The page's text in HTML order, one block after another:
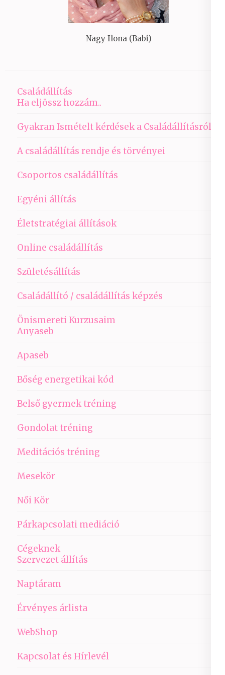
Nagy Ilona (Babi)
Családállítás
Ha eljössz hozzám..
Gyakran Ismételt kérdések a Családállításról
A családállítás rendje és törvényei
Csoportos családállítás
Egyéni állítás
Életstratégiai állítások
Online családállítás
Születésállítás
Családállító / családállítás képzés
Önismereti Kurzusaim
Anyaseb
Apaseb
Bőség energetikai kód
Belső gyermek tréning
Gondolat tréning
Meditációs tréning
Mesekör
Női Kör
Párkapcsolati mediáció
Cégeknek
Szervezet állítás
Naptáram
Érvényes árlista
WebShop
Kapcsolat és Hírlevél